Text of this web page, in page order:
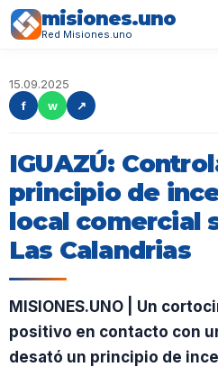
misiones.uno
Red Misiones.uno
15.09.2025
f
w ↗
IGUAZÚ:
principio de
local comercial
Las Calandrias
MISIONES.UNO | Un
positivo en contacto con
desató un principio de